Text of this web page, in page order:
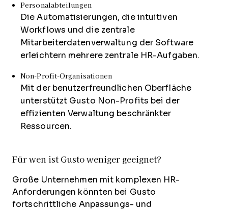
Personalabteilungen
Die Automatisierungen, die intuitiven
Workflows und die zentrale
Mitarbeiterdatenverwaltung der Software
erleichtern mehrere zentrale HR-Aufgaben.
Non-Profit-Organisationen
Mit der benutzerfreundlichen Oberfläche
unterstützt Gusto Non-Profits bei der
effizienten Verwaltung beschränkter
Ressourcen.
Für wen ist Gusto weniger geeignet?
Große Unternehmen mit komplexen HR-
Anforderungen könnten bei Gusto
fortschrittliche Anpassungs- und